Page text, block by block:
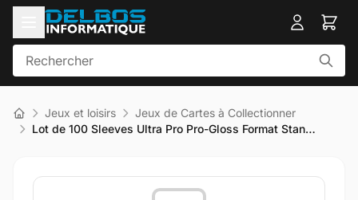
Jeux et loisirs
Jeux de Cartes à Collectionner
Lot de 100 Sleeves Ultra Pro Pro-Gloss Format Stan…